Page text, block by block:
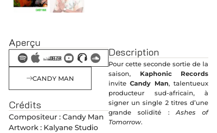
Aperçu
CANDY MAN
Crédits
Compositeur : Candy Man
Artwork : Kalyane Studio
Description
Pour cette seconde sortie de la
saison, Kaphonic Records
inviteCandy Man, talentueux
producteur sud-africain, à
signer un single 2 titres d’une
grande solidité : Ashes of
Tomorrow.